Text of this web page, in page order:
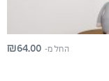
החל מ- ₪64.00